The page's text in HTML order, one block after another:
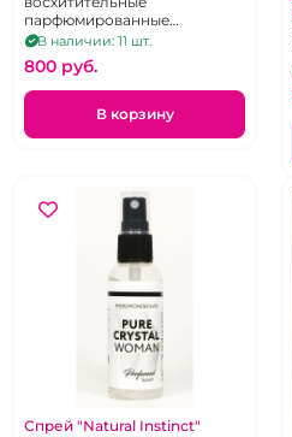
парфюмированные
композиции для
привлечения мужчин,
ароматы в ассортименте, 18
мл
В наличии: 11 шт.
800 pуб.
В корзину
Спрей "Natural Instinct"